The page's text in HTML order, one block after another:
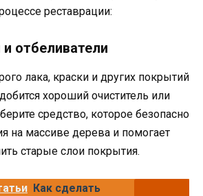
реставрации:
отбеливатели
лака, краски и других покрытий
хороший очиститель или
средство, которое безопасно
на массиве дерева и помогает
старые слои покрытия.
Как сделать